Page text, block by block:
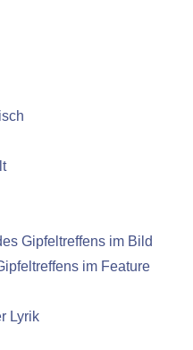
Gipfeltreffens im Bild
im Feature
Lyrik